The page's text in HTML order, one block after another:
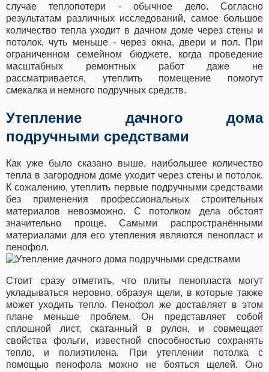
случае теплопотери - обычное дело. Согласно
результатам различных исследований, самое большое
количество тепла уходит в дачном доме через стены и
потолок, чуть меньше - через окна, двери и пол. При
ограниченном семейном бюджете, когда проведение
масштабных ремонтных работ даже не
рассматривается, утеплить помещение помогут
смекалка и немного подручных средств.
Утепление дачного дома
подручными средствами
Как уже было сказано выше, наибольшее количество
тепла в загородном доме уходит через стены и потолок.
К сожалению, утеплить первые подручными средствами
без применения профессиональных строительных
материалов невозможно. С потолком дела обстоят
значительно проще. Самыми распространёнными
материалами для его утепления являются пенопласт и
пенофол.
Стоит сразу отметить, что плиты пенопласта могут
укладываться неровно, образуя щели, в которые также
может уходить тепло. Пенофол же доставляет в этом
плане меньше проблем. Он представляет собой
сплошной лист, скатанный в рулон, и совмещает
свойства фольги, известной способностью сохранять
тепло, и полиэтилена. При утеплении потолка с
помощью пенофола можно не бояться щелей. Оно